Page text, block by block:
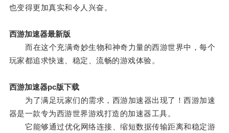
也变得更加真实和令人兴奋。
西游加速器最新版
而在这个充满奇妙生物和神奇力量的西游世界中，每个
玩家都追求快速、稳定、流畅的游戏体验。
西游加速器pc版下载
为了满足玩家们的需求，西游加速器出现了！西游加速
器是一款专为西游世界游戏打造的加速器工具。
它能够通过优化网络连接、缩短数据传输距离和稳定游